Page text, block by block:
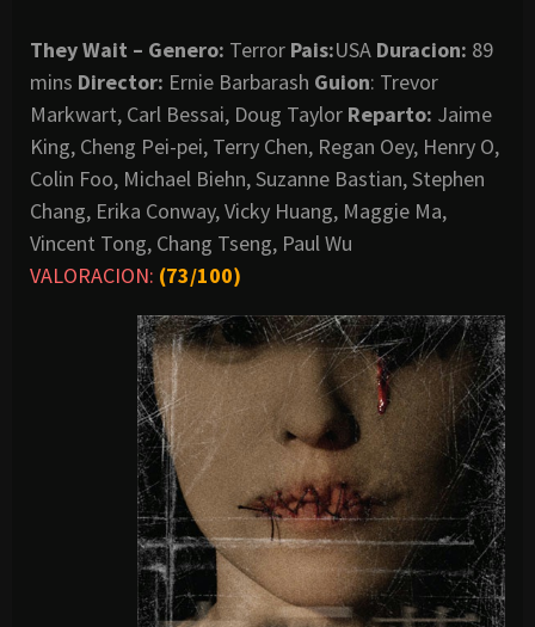
They Wait – Genero: Terror Pais:USA Duracion: 89
mins Director: Ernie Barbarash Guion: Trevor
Markwart, Carl Bessai, Doug Taylor Reparto: Jaime
King, Cheng Pei-pei, Terry Chen, Regan Oey, Henry O,
Colin Foo, Michael Biehn, Suzanne Bastian, Stephen
Chang, Erika Conway, Vicky Huang, Maggie Ma,
Vincent Tong, Chang Tseng, Paul Wu
VALORACION: (73/100)